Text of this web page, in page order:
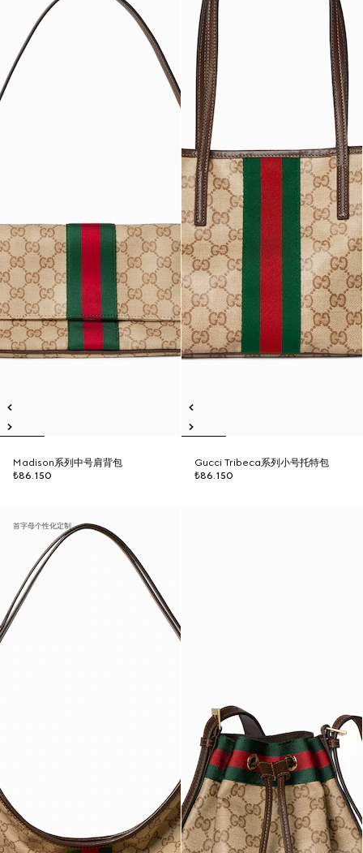
Madison系列中号肩背包
₺86.150
Gucci Tribeca系列小号托特包
₺86.150
首字母个性化定制